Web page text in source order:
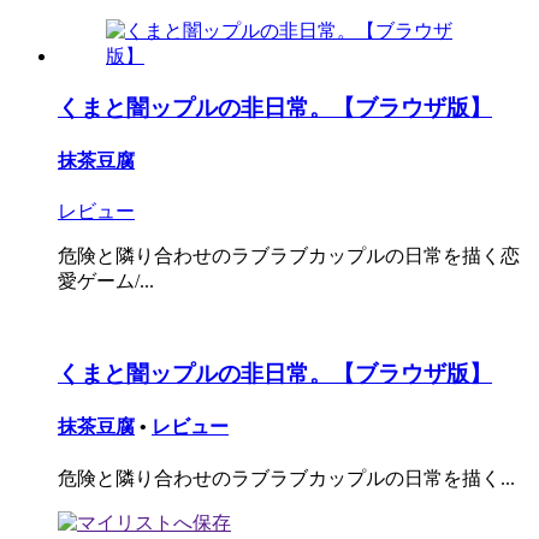
くまと闇ップルの非日常。【ブラウザ版】
抹茶豆腐
レビュー
危険と隣り合わせのラブラブカップルの日常を描く恋
愛ゲーム/...
くまと闇ップルの非日常。【ブラウザ版】
抹茶豆腐 • レビュー
危険と隣り合わせのラブラブカップルの日常を描く...